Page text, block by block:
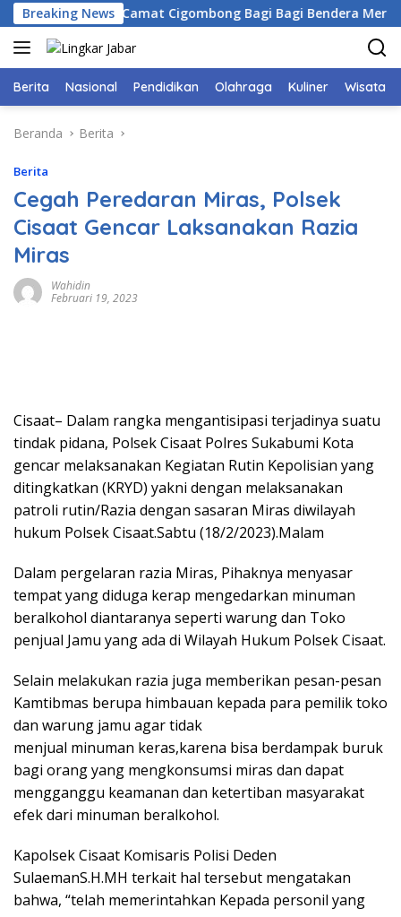
Langsung
ke
konten
Breaking News
Bersama Camat Cigombong Bagi Bagi Bendera Merah
Berita Nasional Pendidikan Olahraga Kuliner Wisata
Beranda Berita
Berita
Cegah Peredaran Miras, Polsek
Cisaat Gencar Laksanakan Razia
Miras
Wahidin
Februari 19, 2023
Cisaat– Dalam rangka mengantisipasi terjadinya suatu
tindak pidana, Polsek Cisaat Polres Sukabumi Kota
gencar melaksanakan Kegiatan Rutin Kepolisian yang
ditingkatkan (KRYD) yakni dengan melaksanakan
patroli rutin/Razia dengan sasaran Miras diwilayah
hukum Polsek Cisaat.Sabtu (18/2/2023).Malam
Dalam pergelaran razia Miras, Pihaknya menyasar
tempat yang diduga kerap mengedarkan minuman
beralkohol diantaranya seperti warung dan Toko
penjual Jamu yang ada di Wilayah Hukum Polsek Cisaat.
Selain melakukan razia juga memberikan pesan-pesan
Kamtibmas berupa himbauan kepada para pemilik toko
dan warung jamu agar tidak
menjual minuman keras,karena bisa berdampak buruk
bagi orang yang mengkonsumsi miras dan dapat
mengganggu keamanan dan ketertiban masyarakat
efek dari minuman beralkohol.
Kapolsek Cisaat Komisaris Polisi Deden
SulaemanS.H.MH terkait hal tersebut mengatakan
bahwa, “telah memerintahkan Kepada personil yang